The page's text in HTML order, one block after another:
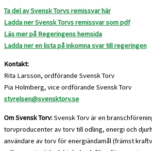
Ta del av Svensk Torvs remissvar här
Ladda ner Svensk Torvs remissvar som pdf
Läs mer på Regeringens hemsida
Ladda ner en lista på inkomna svar till regeringen
Kontakt:
Rita Larsson, ordförande Svensk Torv
Pia Holmberg, vice ordförande Svensk Torv
styrelsen@svensktorv.se
Om Svensk Torv:Svensk Torv är en
torvproducenter av torv till odling, energi och
användare av torv för energiändamål (främst